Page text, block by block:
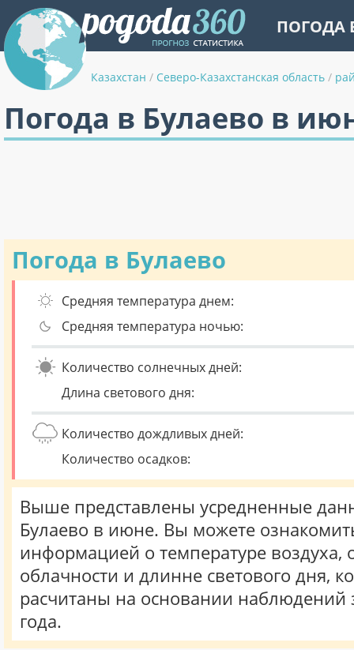
ПОГОДА
Казахстан / Северо-Казахстанская область /
Погода в Булаево в
Погода в Булаево
Средняя температура днем:
Средняя температура ночью:
Количество солнечных дней:
Длина светового дня:
Количество дождливых дней:
Количество осадков:
Выше представлены усредненные
Булаево в июне. Вы можете
информацией о температуре воздуха,
облачности и длинне светового дня,
расчитаны на основании наблюдений
года.